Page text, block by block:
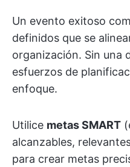
Un evento exitoso
definidos que se
organización. Sin una
esfuerzos de
enfoque.
Utilice metas SMART
alcanzables,
para crear metas